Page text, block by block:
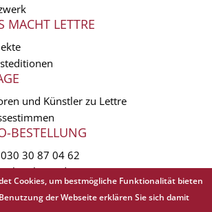
MACHT LETTRE
und Künstler zu Lettre
BESTELLUNG
030 30 87 04 62
Cookies, um bestmögliche Funktionalität bieten
der Webseite erklären Sie sich damit